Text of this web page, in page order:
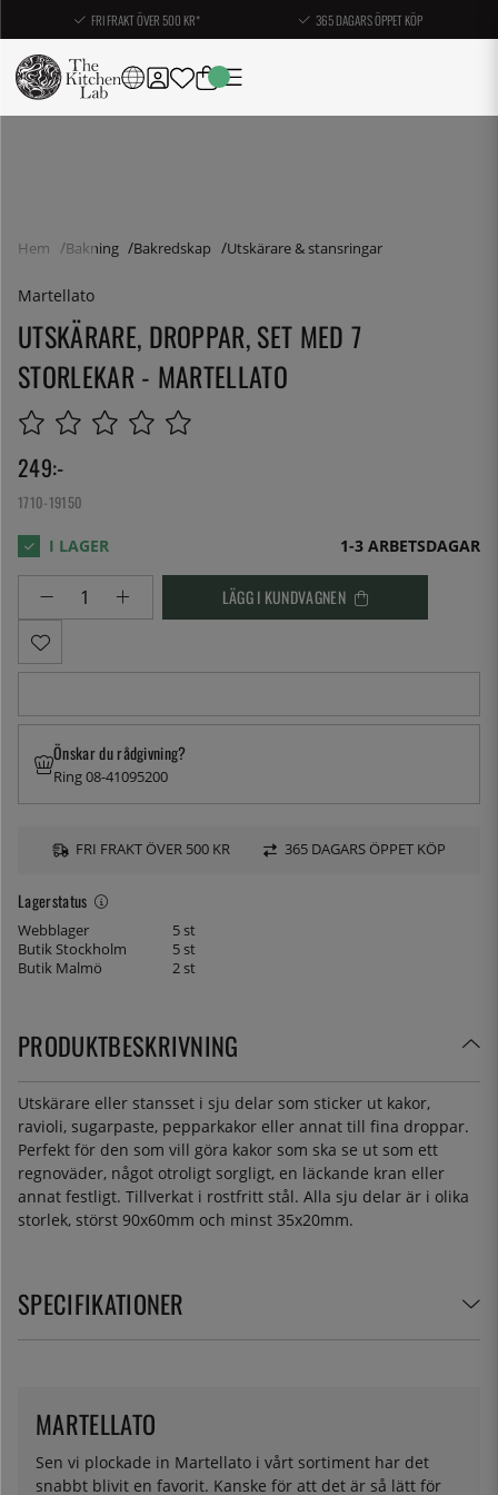
FRI FRAKT ÖVER 500 KR* 365 DAGARS ÖPPET KÖP
Hem Bakning Bakredskap Utskärare & stansringar
Martellato
UTSKÄRARE, DROPPAR, SET MED 7
STORLEKAR - MARTELLATO
249:-
1710-19150
1-3 ARBETSDAGAR
LÄGG I KUNDVAGNEN
Lagerstatus
Webblager
5 st
Butik Stockholm
5 st
Butik Malmö
2 st
Önskar du rådgivning?
Ring 08-41095200
FRI FRAKT ÖVER 500 KR 365 DAGARS ÖPPET KÖP
PRODUKTBESKRIVNING
Utskärare eller stansset i sju delar som sticker ut kakor,
ravioli, sugarpaste, pepparkakor eller annat till fina droppar.
Perfekt för den som vill göra kakor som ska se ut som ett
regnoväder, något otroligt sorgligt, en läckande kran eller
annat festligt. Tillverkat i rostfritt stål. Alla sju delar är i olika
storlek, störst 90x60mm och minst 35x20mm.
SPECIFIKATIONER
Sen vi plockade in Martellato i vårt sortiment har det
snabbt blivit en favorit. Kanske för att det är så lätt för
MARTELLATO